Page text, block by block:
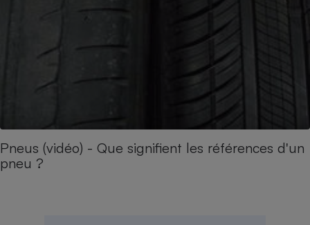
Pneus (vidéo) - Que signifient les références d'un
pneu ?